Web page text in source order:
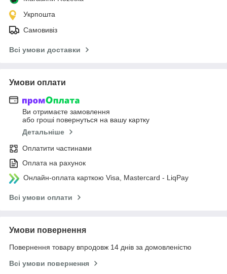
Укрпошта
Самовивіз
Всі умови доставки
Умови оплати
Ви отримаєте замовлення
або гроші повернуться на вашу картку
Детальніше
Оплатити частинами
Оплата на рахунок
Онлайн-оплата карткою Visa, Mastercard - LiqPay
Всі умови оплати
Умови повернення
Повернення товару впродовж 14 днів за домовленістю
Всі умови повернення